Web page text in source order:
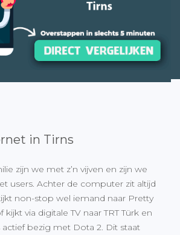
in Tirns
zijn we met z’n vijven en zijn we
users. Achter de computer zit altijd
non-stop wel iemand naar Pretty
kijkt via digitale TV naar TRT Türk en
actief bezig met Dota 2. Dit staat